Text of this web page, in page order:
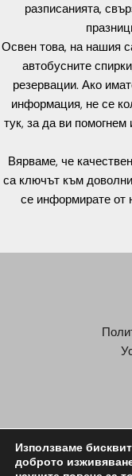
разписанията,
Освен това, на нашия
автобусните
резервации. Ако
информация, не се
тук, за да ви
Вярваме, че
са ключът към
се информирате от
Използваме
доброто